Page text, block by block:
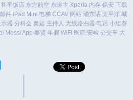
和平饭店 东方航空 东道主 Xperia 内存 保安 下载
件 iPad Mini 电梯 CCAV 网站 浦东话 太平洋 城
示器 分科会 奥运 主持人 无线路由器 电话 小组赛
Messi App 奉贤 年假 WIFI 医院 安检 公交车 大